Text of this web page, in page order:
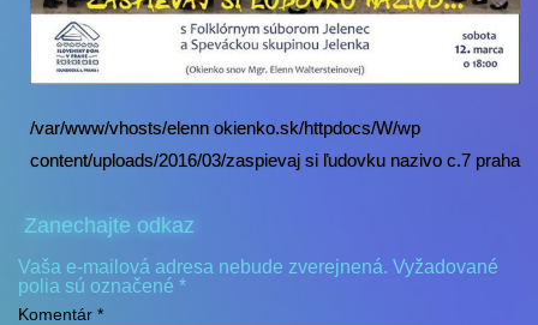
/var/www/vhosts/elenn okienko.sk/httpdocs/W/wp
content/uploads/2016/03/zaspievaj si ľudovku nazivo c.7 praha
Zanechajte odkaz
Vaša e-mailová adresa nebude zverejnená. Vyžadované
polia sú označené *
Komentár *